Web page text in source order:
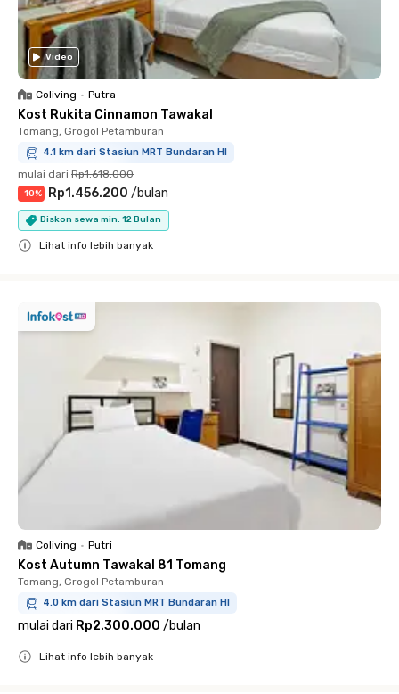
Video
Coliving • Putra
Kost Rukita Cinnamon Tawakal
Tomang, Grogol Petamburan
4.1 km dari Stasiun MRT Bundaran HI
mulai dari Rp1.618.000
-10% Rp1.456.200 /bulan
Diskon sewa min. 12 Bulan
Lihat info lebih banyak
Coliving • Putri
Kost Autumn Tawakal 81 Tomang
Tomang, Grogol Petamburan
4.0 km dari Stasiun MRT Bundaran HI
mulai dari Rp2.300.000 /bulan
Lihat info lebih banyak